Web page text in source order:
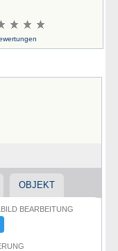
OBJEKT
BEARBEITUNG